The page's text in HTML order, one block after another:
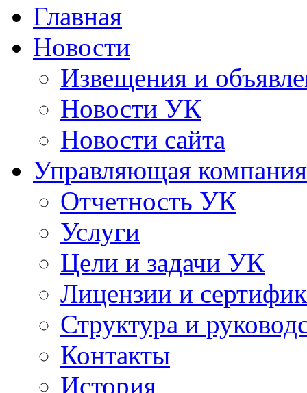
Главная
Новости
Извещения и
Новости УК
Новости сайта
Управляющая компания
Отчетность УК
Услуги
Цели и задачи УК
Лицензии и
Структура и
Контакты
История